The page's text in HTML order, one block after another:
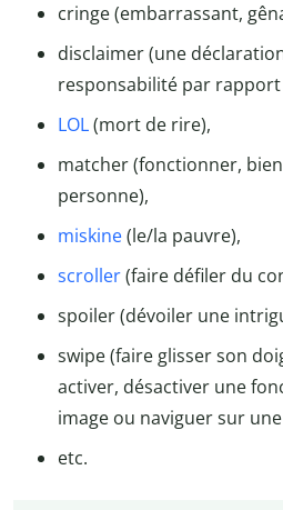
cringe (embarrassant,
disclaimer (une
responsabilité par rapport
LOL(mort de rire),
matcher (fonctionner,
personne),
miskine(le/la pauvre),
scroller(faire défiler du
spoiler (dévoiler une
swipe (faire glisser son
activer, désactiver une
image ou naviguer sur
etc.